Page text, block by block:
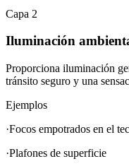
Capa 2
Iluminación
Proporciona iluminación
tránsito seguro y una
Ejemplos
·Focos empotrados en el
·Plafones de superficie